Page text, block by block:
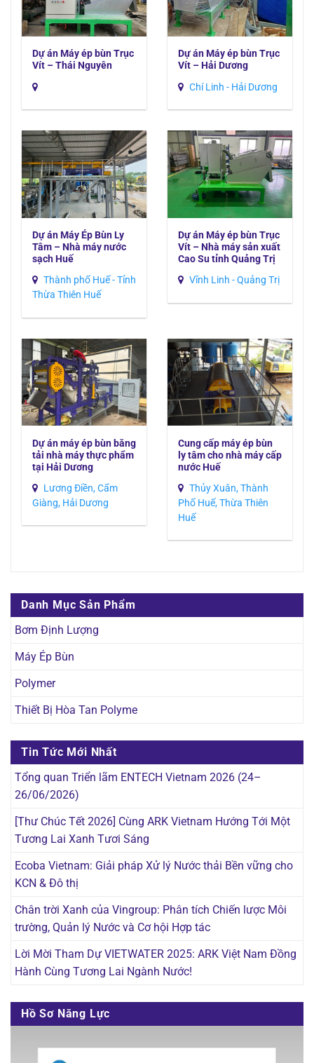
Dự án Máy ép bùn Trục
Vít – Thái Nguyên
Dự án Máy ép bùn Trục
Vít – Hải Dương
Chí Linh - Hải Dương
Dự án Máy Ép Bùn Ly
Tâm – Nhà máy nước
sạch Huế
Thành phố Huế - Tỉnh
Thừa Thiên Huế
Dự án Máy ép bùn Trục
Vít – Nhà máy sản xuất
Cao Su tỉnh Quảng Trị
Vĩnh Linh - Quảng Trị
Dự án máy ép bùn băng
tải nhà máy thực phẩm
tại Hải Dương
Lương Điền, Cẩm
Giàng, Hải Dương
Cung cấp máy ép bùn
ly tâm cho nhà máy cấp
nước Huế
Thủy Xuân, Thành
Phố Huế, Thừa Thiên
Huế
Danh Mục Sản Phẩm
Bơm Định Lượng
Máy Ép Bùn
Polymer
Thiết Bị Hòa Tan Polyme
Tin Tức Mới Nhất
Tổng quan Triển lãm ENTECH Vietnam 2026 (24–
26/06/2026)
[Thư Chúc Tết 2026] Cùng ARK Vietnam Hướng Tới Một
Tương Lai Xanh Tươi Sáng
Ecoba Vietnam: Giải pháp Xử lý Nước thải Bền vững cho
KCN & Đô thị
Chân trời Xanh của Vingroup: Phân tích Chiến lược Môi
trường, Quản lý Nước và Cơ hội Hợp tác
Lời Mời Tham Dự VIETWATER 2025: ARK Việt Nam Đồng
Hành Cùng Tương Lai Ngành Nước!
Hồ Sơ Năng Lực